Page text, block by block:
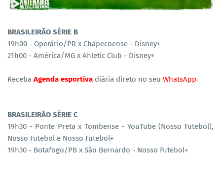
BRASILEIRÃO SÉRIE B
19h00 - Operário/PR x Chapecoense - Disney+
21h00 - América/MG x Ahletic Club - Disney+
Receba Agenda esportiva diária direto no seu WhatsApp.
BRASILEIRÃO SÉRIE C
19h30 - Ponte Preta x Tombense - YouTube (Nosso Futebol),
Nosso Futebol e Nosso Futebol+
19h30 - Botafogo/PB x São Bernardo - Nosso Futebol+